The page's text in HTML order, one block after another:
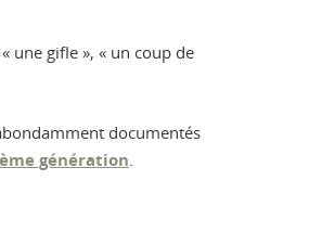
une gifle », « un coup de
documentés
génération.